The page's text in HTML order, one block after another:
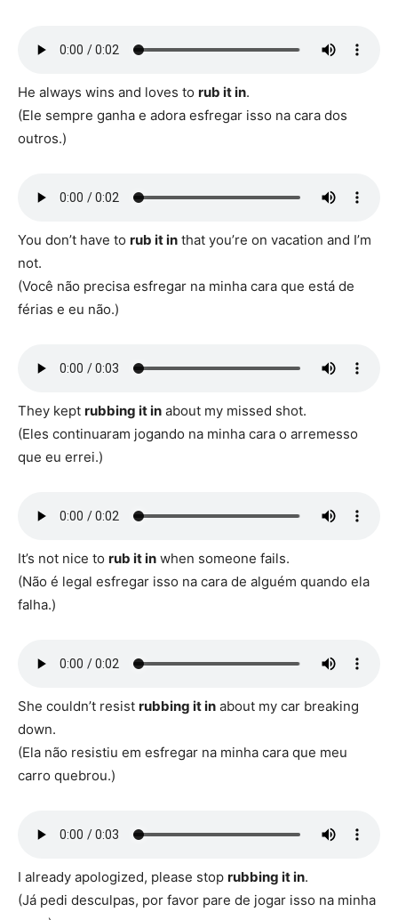
He always wins and loves to rub it in.
(Ele sempre ganha e adora esfregar isso na cara dos
outros.)
You don’t have to rub it in that you’re on vacation and I’m
not.
(Você não precisa esfregar na minha cara que está de
férias e eu não.)
They kept rubbing it in about my missed shot.
(Eles continuaram jogando na minha cara o arremesso
que eu errei.)
It’s not nice to rub it in when someone fails.
(Não é legal esfregar isso na cara de alguém quando ela
falha.)
She couldn’t resist rubbing it in about my car breaking
down.
(Ela não resistiu em esfregar na minha cara que meu
carro quebrou.)
I already apologized, please stop rubbing it in.
(Já pedi desculpas, por favor pare de jogar isso na minha